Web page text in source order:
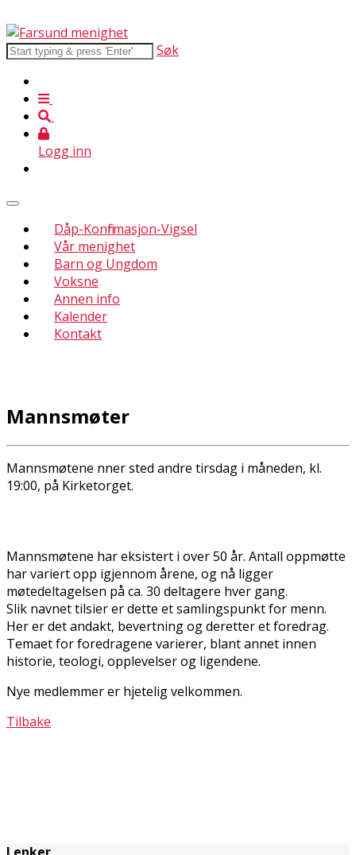
Søk
Logg inn
Dåp-Konfirmasjon-Vigsel
Vår menighet
Barn og Ungdom
Voksne
Annen info
Kalender
Kontakt
Mannsmøter
Mannsmøtene finner sted andre tirsdag i måneden, kl.
19:00, på Kirketorget.
Mannsmøtene har eksistert i over 50 år. Antall oppmøtte
har variert opp igjennom årene, og nå ligger
møtedeltagelsen på ca. 30 deltagere hver gang.
Slik navnet tilsier er dette et samlingspunkt for menn.
Her er det andakt, bevertning og deretter et foredrag.
Temaet for foredragene varierer, blant annet innen
historie, teologi, opplevelser og ligendene.
Nye medlemmer er hjetelig velkommen.
Tilbake